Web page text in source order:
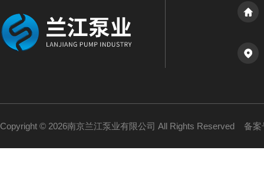
Copyright © 2026南京兰江泵业有限公司 All Rights Reserved 备案